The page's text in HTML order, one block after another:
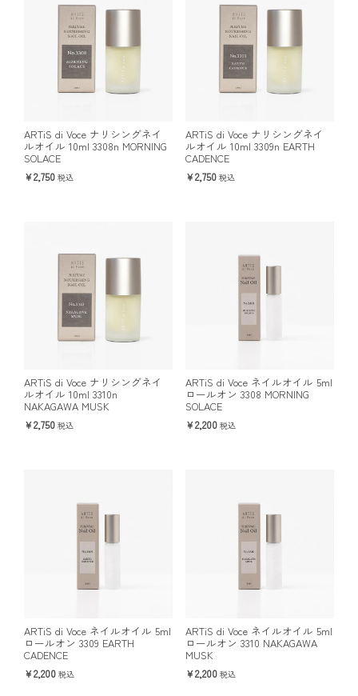
ARTiS di Voce ナリシングネイ
ルオイル 10ml 3308n MORNING
SOLACE
2,750 税込
ARTiS di Voce ナリシングネイ
ルオイル 10ml 3309n EARTH
CADENCE
2,750 税込
ARTiS di Voce ナリシングネイ
ルオイル 10ml 3310n
NAKAGAWA MUSK
2,750 税込
ARTiS di Voce ネイルオイル 5ml
ロールオン 3308 MORNING
SOLACE
2,200 税込
ARTiS di Voce ネイルオイル 5ml
ロールオン 3309 EARTH
CADENCE
2,200 税込
ARTiS di Voce ネイルオイル 5ml
ロールオン 3310 NAKAGAWA
MUSK
2,200 税込